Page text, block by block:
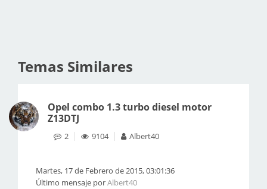
Temas Similares
Opel combo 1.3 turbo diesel motor
Z13DTJ
2 9104 Albert40
Martes, 17 de Febrero de 2015, 03:01:36
Último mensaje porAlbert40